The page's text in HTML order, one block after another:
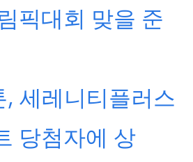
픽대회 맞을 준
, 세레니티플러스
당첨자에 상